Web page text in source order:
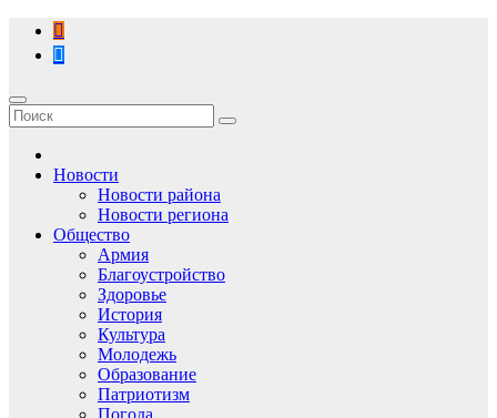
Перейти
содержимому
Новости
Новости района
Новости региона
Общество
Армия
Благоустройство
Здоровье
История
Культура
Молодежь
Образование
Патриотизм
Погода